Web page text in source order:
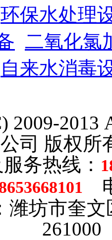
环保水处理
二氧化氯
自来水消毒
2009-2013
公司 版权
务热线：
潍坊市奎